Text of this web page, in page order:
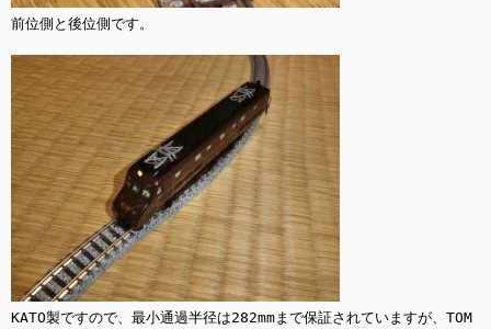
前位側と後位側です。
KATO製ですので、最小通過半径は282mmまで保証されていますが、TOM